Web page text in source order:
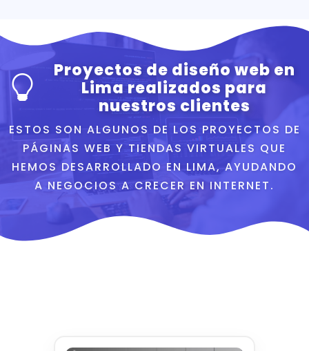
Proyectos de diseño web en
Lima realizados para
nuestros clientes
ESTOS SON ALGUNOS DE LOS PROYECTOS DE
PÁGINAS WEB Y TIENDAS VIRTUALES QUE
HEMOS DESARROLLADO EN LIMA, AYUDANDO
A NEGOCIOS A CRECER EN INTERNET.